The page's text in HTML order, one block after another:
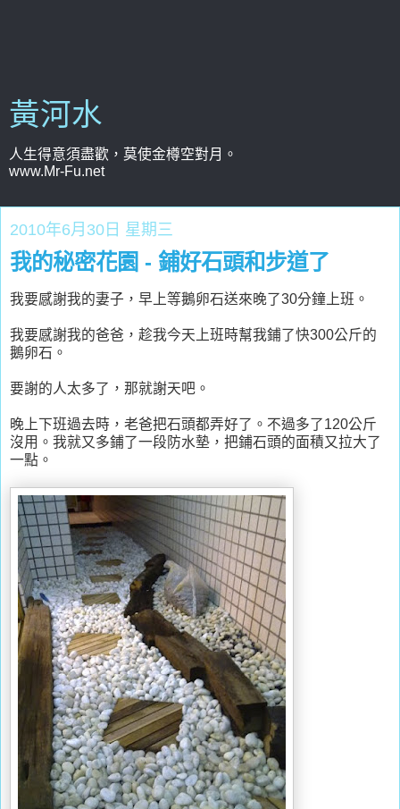
黃河水
人生得意須盡歡，莫使金樽空對月。
www.Mr-Fu.net
2010年6月30日 星期三
我的秘密花園 - 鋪好石頭和步道了
我要感謝我的妻子，早上等鵝卵石送來晚了30分鐘上班。
我要感謝我的爸爸，趁我今天上班時幫我鋪了快300公斤的
鵝卵石。
要謝的人太多了，那就謝天吧。
晚上下班過去時，老爸把石頭都弄好了。不過多了120公斤
沒用。我就又多鋪了一段防水墊，把鋪石頭的面積又拉大了
一點。